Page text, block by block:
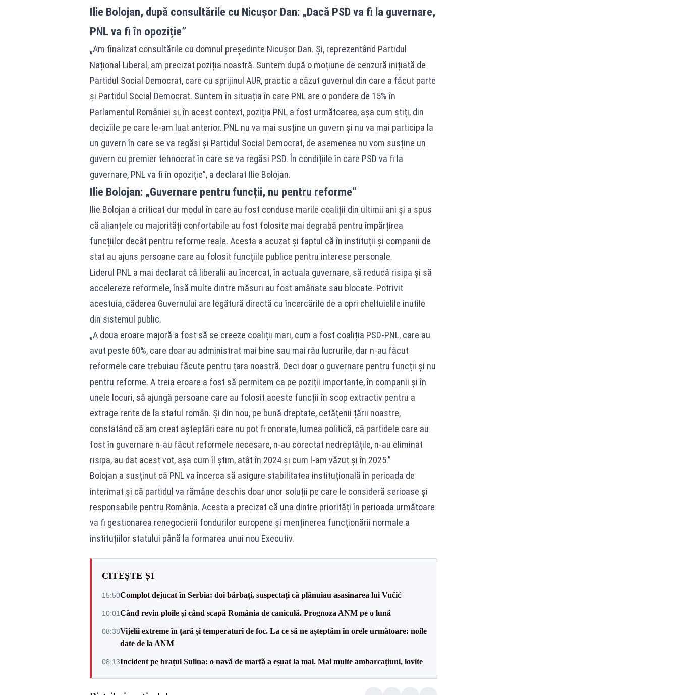
Ilie Bolojan, după consultările cu Nicușor Dan: „Dacă PSD va fi la guvernare,
PNL va fi în opoziție”
„Am finalizat consultările cu domnul președinte Nicușor Dan. Și, reprezentând Partidul
Național Liberal, am precizat poziția noastră. Suntem după o moțiune de cenzură inițiată de
Partidul Social Democrat, care cu sprijinul AUR, practic a căzut guvernul din care a făcut parte
și Partidul Social Democrat. Suntem în situația în care PNL are o pondere de 15% în
Parlamentul României și, în acest context, poziția PNL a fost următoarea, așa cum știți, din
deciziile pe care le-am luat anterior. PNL nu va mai susține un guvern și nu va mai participa la
un guvern în care se va regăsi și Partidul Social Democrat, de asemenea nu vom susține un
guvern cu premier tehnocrat în care se va regăsi PSD. În condițiile în care PSD va fi la
guvernare, PNL va fi în opoziție”, a declarat Ilie Bolojan.
Ilie Bolojan: „Guvernare pentru funcții, nu pentru reforme”
Ilie Bolojan a criticat dur modul în care au fost conduse marile coaliții din ultimii ani și a spus
că alianțele cu majorități confortabile au fost folosite mai degrabă pentru împărțirea
funcțiilor decât pentru reforme reale. Acesta a acuzat și faptul că în instituții și companii de
stat au ajuns persoane care au folosit funcțiile publice pentru interese personale.
Liderul PNL a mai declarat că liberalii au încercat, în actuala guvernare, să reducă risipa și să
accelereze reformele, însă multe dintre măsuri au fost amânate sau blocate. Potrivit
acestuia, căderea Guvernului are legătură directă cu încercările de a opri cheltuielile inutile
din sistemul public.
„A doua eroare majoră a fost să se creeze coaliții mari, cum a fost coaliția PSD-PNL, care au
avut peste 60%, care doar au administrat mai bine sau mai rău lucrurile, dar n-au făcut
reformele care trebuiau făcute pentru țara noastră. Deci doar o guvernare pentru funcții și nu
pentru reforme. A treia eroare a fost să permitem ca pe poziții importante, în companii și în
unele locuri, să ajungă persoane care au folosit aceste funcții în scop extractiv pentru a
extrage rente de la statul român. Și din nou, pe bună dreptate, cetățenii țării noastre,
constatând că am creat așteptări care nu pot fi onorate, lumea politică, că partidele care au
fost în guvernare n-au făcut reformele necesare, n-au corectat nedreptățile, n-au eliminat
risipa, au dat acest vot, așa cum îl știm, atât în 2024 și cum l-am văzut și în 2025.”
Bolojan a susținut că PNL va încerca să asigure stabilitatea instituțională în perioada de
interimat și că partidul va rămâne deschis doar unor soluții pe care le consideră serioase și
responsabile pentru România. Acesta a precizat că una dintre priorități în perioada următoare
va fi gestionarea renegocierii fondurilor europene și menținerea funcționării normale a
instituțiilor statului până la formarea unui nou Executiv.
CITEȘTE ȘI
15:50Complot dejucat în Serbia: doi bărbați, suspectați că plănuiau asasinarea lui Vučić
10:01Când revin ploile și când scapă România de caniculă. Prognoza ANM pe o lună
08:38Vijelii extreme în țară și temperaturi de foc. La ce să ne așteptăm în orele următoare: noile
date de la ANM
08:13Incident pe brațul Sulina: o navă de marfă a eșuat la mal. Mai multe ambarcațiuni, lovite